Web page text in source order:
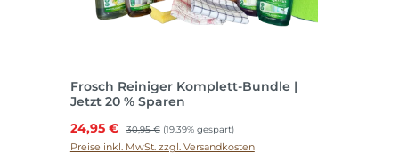
Frosch Reiniger Komplett-Bundle |
Jetzt 20 % Sparen
Verkaufspreis:
24,95 € Regulärer Preis:
30,95 € (19.39% gespart)
Preise inkl. MwSt. zzgl. Versandkosten